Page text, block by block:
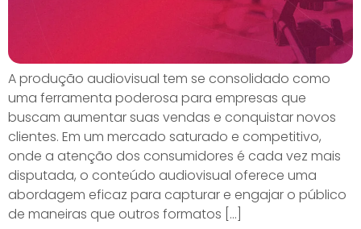
A produção audiovisual tem se consolidado como
uma ferramenta poderosa para empresas que
buscam aumentar suas vendas e conquistar novos
clientes. Em um mercado saturado e competitivo,
onde a atenção dos consumidores é cada vez mais
disputada, o conteúdo audiovisual oferece uma
abordagem eficaz para capturar e engajar o público
de maneiras que outros formatos […]